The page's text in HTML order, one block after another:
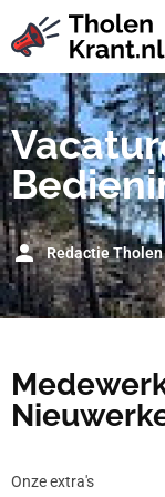
Redactie Tholen
Onze extra's